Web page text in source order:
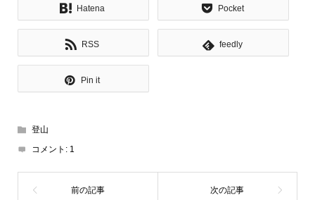
Hatena Pocket
RSS feedly
Pin it
登山
コメント: 1